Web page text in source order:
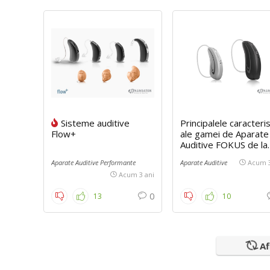
Sisteme auditive
Flow+
Aparate Auditive Performante
Acum 3 ani
13 0
Principalele
ale gamei de Aparate
Auditive FOKUS de la
Aparate Auditive Acum
10
Pierdere auz – Tipuri și grade –
Cum să recunoaștem semnele și